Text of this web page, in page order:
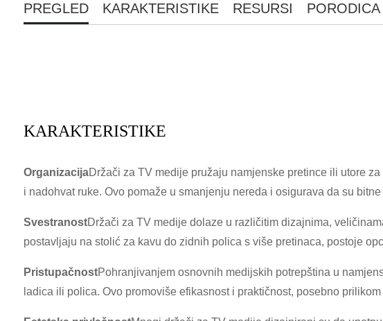
PREGLED KARAKTERISTIKE RESURSI
KARAKTERISTIKE
OrganizacijaDržači za TV medije pružaju namjenske pretince ili utore
i nadohvat ruke. Ovo pomaže u smanjenju nereda i osigurava da su
SvestranostDržači za TV medije dolaze u različitim dizajnima,
postavljaju na stolić za kavu do zidnih polica s više pretinaca, postoje
PristupačnostPohranjivanjem osnovnih medijskih potrepština u
ladica ili polica. Ovo promoviše efikasnost i praktičnost, posebno
PODNESITE